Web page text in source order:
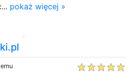
pokaż więcej »